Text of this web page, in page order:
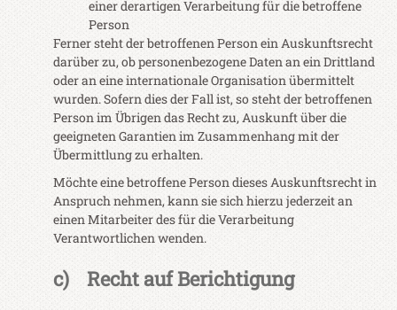
einer derartigen Verarbeitung für die betroffene
Person
Ferner steht der betroffenen Person ein Auskunftsrecht
darüber zu, ob personenbezogene Daten an ein Drittland
oder an eine internationale Organisation übermittelt
wurden. Sofern dies der Fall ist, so steht der betroffenen
Person im Übrigen das Recht zu, Auskunft über die
geeigneten Garantien im Zusammenhang mit der
Übermittlung zu erhalten.
Möchte eine betroffene Person dieses Auskunftsrecht in
Anspruch nehmen, kann sie sich hierzu jederzeit an
einen Mitarbeiter des für die Verarbeitung
Verantwortlichen wenden.
c) Recht auf Berichtigung